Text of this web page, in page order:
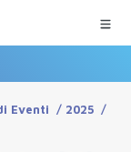
Eventi / 2025 /